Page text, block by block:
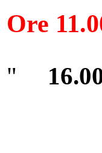
Ore
"